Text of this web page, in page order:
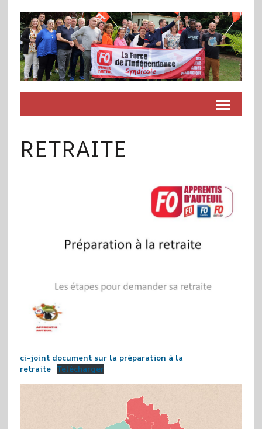
RETRAITE
ci-joint document sur la préparation à la
retraite
Télécharger